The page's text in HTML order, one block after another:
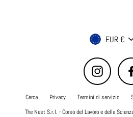
Valuta
EUR €
Instagram
Cerca Privacy Termini di servizio
The Nest S.r.l. - Corso del Lavoro e della